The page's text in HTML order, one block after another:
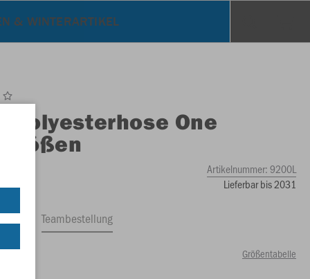
& WINTERARTIKEL
Polyesterhose One
Artikelnummer:9200L
Lieferbar bis 2031
Teambestellung
Größentabelle